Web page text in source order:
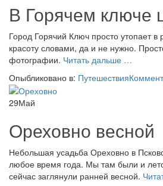
В Горячем ключе
Город Горячий Ключ просто утопает в
красоту словами, да и не нужно.
фотографии. Читать дальше
ключе
…
Опыбликовано в: Путешествия
29Май
Ореховно весной
Небольшая усадьба Ореховно в
любое время года. Мы там были и
сейчас заглянули ранней весной.